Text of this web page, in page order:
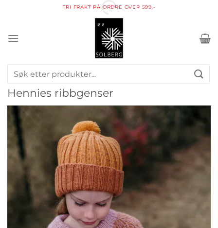
FRI FRAKT PÅ ORDRE OVER 599,-
Søk
etter:
Hennies ribbgenser